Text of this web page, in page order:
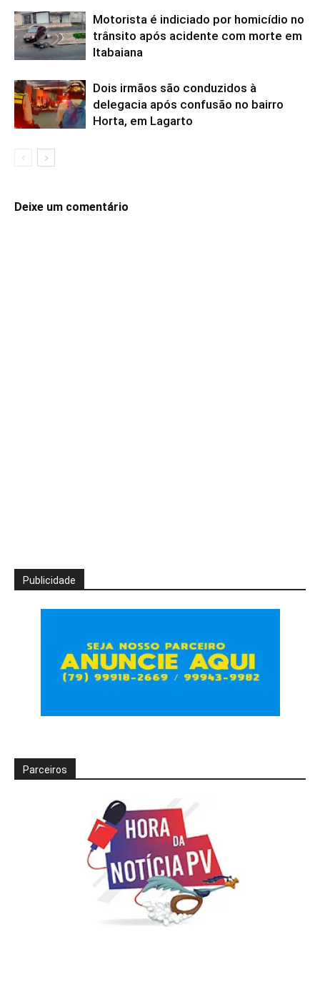
Motorista é indiciado por homicídio no
trânsito após acidente com morte em
Itabaiana
Dois irmãos são conduzidos à
delegacia após confusão no bairro
Horta, em Lagarto
Deixe um comentário
Publicidade
Parceiros